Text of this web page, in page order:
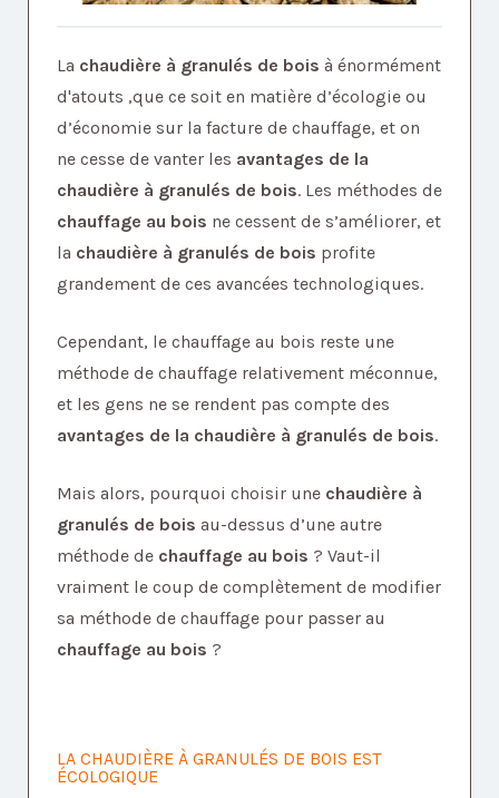
La chaudière à granulés de bois à énormément
d'atouts ,que ce soit en matière d’écologie ou
d’économie sur la facture de chauffage, et on
ne cesse de vanter les avantages de la
chaudière à granulés de bois. Les méthodes de
chauffage au bois ne cessent de s’améliorer, et
la chaudière à granulés de bois profite
grandement de ces avancées technologiques.
Cependant, le chauffage au bois reste une
méthode de chauffage relativement méconnue,
et les gens ne se rendent pas compte des
avantages de la chaudière à granulés de bois.
Mais alors, pourquoi choisir une chaudière à
granulés de bois au-dessus d’une autre
méthode de chauffage au bois ? Vaut-il
vraiment le coup de complètement de modifier
sa méthode de chauffage pour passer au
chauffage au bois ?
LA CHAUDIÈRE À GRANULÉS DE BOIS EST
ÉCOLOGIQUE